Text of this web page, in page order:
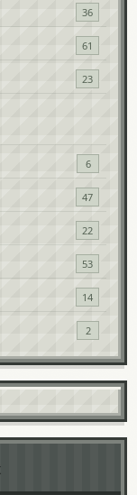
36
61
23
6
47
22
53
14
2